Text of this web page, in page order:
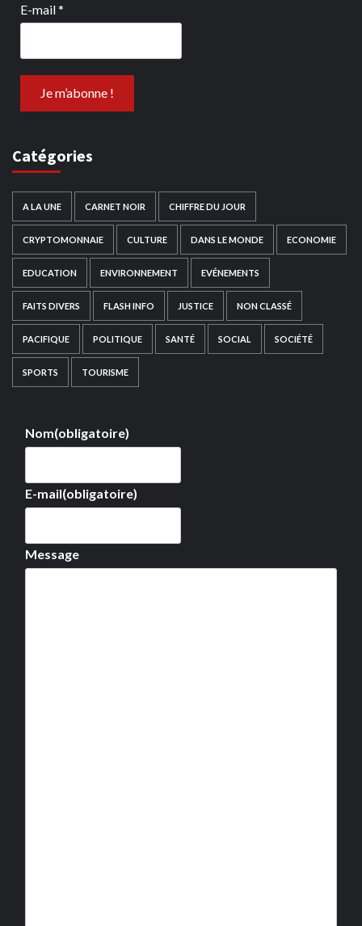
E-mail*
Catégories
A LA UNE CARNET NOIR CHIFFRE DU JOUR
CRYPTOMONNAIE CULTURE DANS LE MONDE ECONOMIE
EDUCATION ENVIRONNEMENT EVÉNEMENTS
FAITS DIVERS FLASH INFO JUSTICE NON CLASSÉ
PACIFIQUE POLITIQUE SANTÉ SOCIAL SOCIÉTÉ
SPORTS TOURISME
Nom(obligatoire)
E-mail(obligatoire)
Message